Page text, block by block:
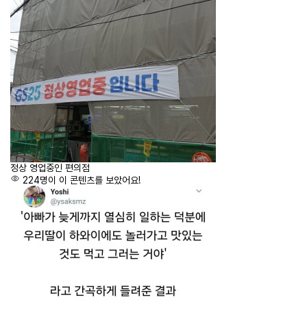
정상 영업중인 편의점
224명이 이 콘텐츠를 보았어요!